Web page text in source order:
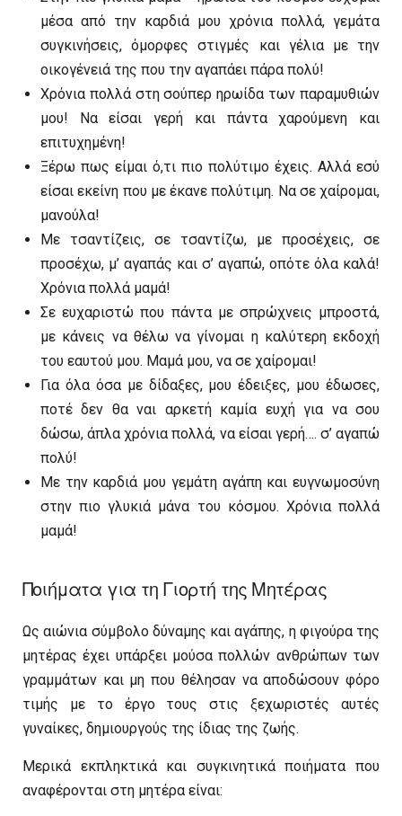
μέσα από την καρδιά μου χρόνια πολλά, γεμάτα
συγκινήσεις, όμορφες στιγμές και γέλια με την
οικογένειά της που την αγαπάει πάρα πολύ!
Χρόνια πολλά στη σούπερ ηρωίδα των παραμυθιών
μου! Να είσαι γερή και πάντα χαρούμενη και
επιτυχημένη!
Ξέρω πως είμαι ό,τι πιο πολύτιμο έχεις. Αλλά εσύ
είσαι εκείνη που με έκανε πολύτιμη. Να σε χαίρομαι,
μανούλα!
Με τσαντίζεις, σε τσαντίζω, με προσέχεις, σε
προσέχω, μ’ αγαπάς και σ’ αγαπώ, οπότε όλα καλά!
Χρόνια πολλά μαμά!
Σε ευχαριστώ που πάντα με σπρώχνεις μπροστά,
με κάνεις να θέλω να γίνομαι η καλύτερη εκδοχή
του εαυτού μου. Μαμά μου, να σε χαίρομαι!
Για όλα όσα με δίδαξες, μου έδειξες, μου έδωσες,
ποτέ δεν θα ναι αρκετή καμία ευχή για να σου
δώσω, άπλα χρόνια πολλά, να είσαι γερή…. σ’ αγαπώ
πολύ!
Με την καρδιά μου γεμάτη αγάπη και ευγνωμοσύνη
στην πιο γλυκιά μάνα του κόσμου. Χρόνια πολλά
μαμά!
Ποιήματα για τη Γιορτή της Μητέρας
Ως αιώνια σύμβολο δύναμης και αγάπης, η φιγούρα της
μητέρας έχει υπάρξει μούσα πολλών ανθρώπων των
γραμμάτων και μη που θέλησαν να αποδώσουν φόρο
τιμής με το έργο τους στις ξεχωριστές αυτές
γυναίκες, δημιουργούς της ίδιας της ζωής.
Μερικά εκπληκτικά και συγκινητικά ποιήματα που
αναφέρονται στη μητέρα είναι: